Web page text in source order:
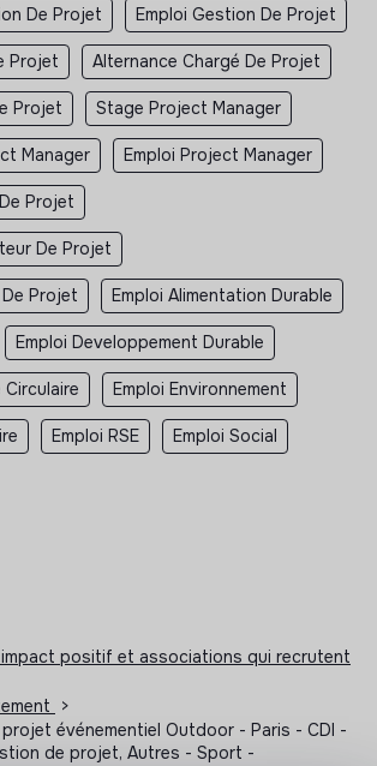
De Projet Emploi Gestion De Projet
Projet Alternance Chargé De Projet
Projet Stage Project Manager
Manager Emploi Project Manager
Projet
De Projet
Projet Emploi Alimentation Durable
Emploi Developpement Durable
Circulaire Emploi Environnement
Emploi RSE Emploi Social
positif et associations qui recrutent
>
événementiel Outdoor - Paris - CDI -
de projet, Autres - Sport -